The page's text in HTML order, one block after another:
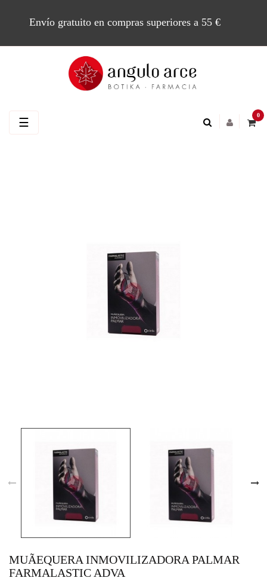
Envío gratuito en compras superiores a 55 €
0
Navegación
☰
MUÃEQUERA INMOVILIZADORA PALMAR
FARMALASTIC ADVA